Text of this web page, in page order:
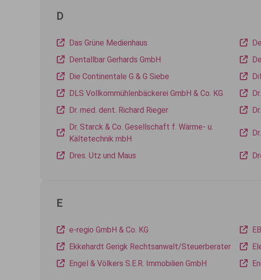
D
Das Grüne Medienhaus
Dentallbar Gerhards GmbH
Die Continentale G & G Siebe
DLS Vollkornmühlenbäckerei GmbH & Co. KG
Dr. med. dent. Richard Rieger
Dr. Starck & Co. Gesellschaft f. Wärme- u.
Kältetechnik mbH
Dres. Utz und Maus
E
e-regio GmbH & Co. KG
Ekkehardt Gerigk Rechtsanwalt/Steuerberater
Engel & Völkers S.E.R. Immobilien GmbH